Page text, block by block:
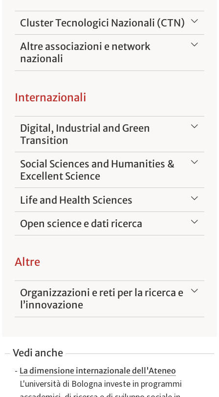
Cluster Tecnologici Nazionali (CTN)
Altre associazioni e network
nazionali
Internazionali
Digital, Industrial and Green
Transition
Social Sciences and Humanities &
Excellent Science
Life and Health Sciences
Open science e dati ricerca
Altre
Organizzazioni e reti per la ricerca e
l’innovazione
Vedi anche
La dimensione internazionale dell'Ateneo
L'università di Bologna investe in programmi